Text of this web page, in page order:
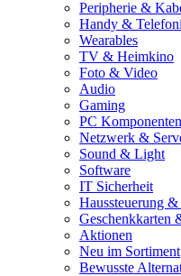
Peripherie &
Handy &
Wearables
TV & Heimkino
Foto & Video
Audio
Gaming
PC Komponenten
Netzwerk &
Sound & Light
Software
IT Sicherheit
Haussteuerung
Geschenkkarten
Aktionen
Neu im Sortiment
Bewusste